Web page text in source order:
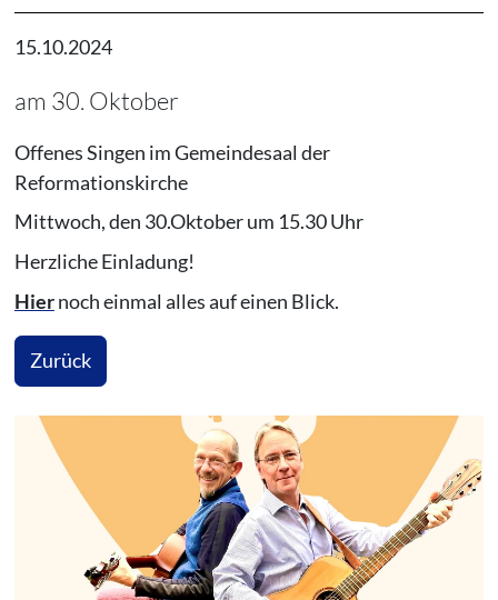
15.10.2024
am 30. Oktober
Offenes Singen im Gemeindesaal der
Reformationskirche
Mittwoch, den 30.Oktober um 15.30 Uhr
Herzliche Einladung!
Hiernoch einmal alles auf einen Blick.
Zurück